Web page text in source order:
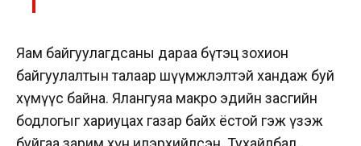
Яам байгуулагдсаны дараа бүтэц зохион
байгуулалтын талаар шүүмжлэлтэй хандаж буй
хүмүүс байна. Ялангуяа макро эдийн засгийн
бодлогыг хариуцах газар байх ёстой гэж үзэж